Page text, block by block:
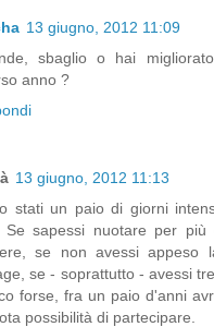
13 giugno, 2012 11:09
sbaglio o hai
anno ?
13 giugno, 2012 11:13
stati un paio di giorni
Se sapessi nuotare per
se non avessi appeso
se - soprattutto - avessi
forse, fra un paio d'anni
possibilità di partecipare.